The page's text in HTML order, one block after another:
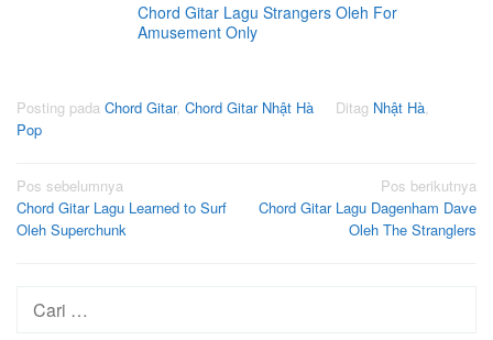
Chord Gitar Lagu Strangers Oleh For
Amusement Only
Posting pada Chord Gitar, Chord Gitar Nhật Hà Ditag Nhật Hà,
Pop
Navigasi
pos
Pos sebelumnya
Chord Gitar Lagu Learned to Surf
Oleh Superchunk
Pos berikutnya
Chord Gitar Lagu Dagenham Dave
Oleh The Stranglers
Cari
untuk: